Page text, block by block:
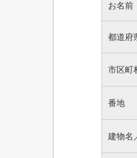
お名前
都道府
市区町
番地
建物名